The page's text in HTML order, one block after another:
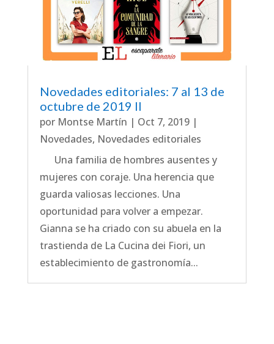
Novedades editoriales: 7 al 13 de
octubre de 2019 II
por Montse Martín | Oct 7, 2019|
Novedades, Novedades editoriales
Una familia de hombres ausentes y
mujeres con coraje. Una herencia que
guarda valiosas lecciones. Una
oportunidad para volver a empezar.
Gianna se ha criado con su abuela en la
trastienda de La Cucina dei Fiori, un
establecimiento de gastronomía...